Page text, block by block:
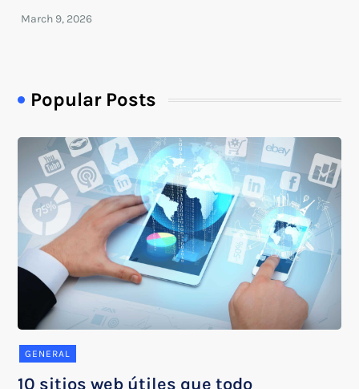
Popular Posts
GENERAL
10 sitios web útiles que todo